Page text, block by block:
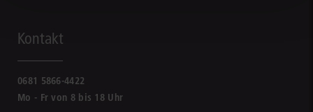
Kontakt
0681 5866-4422
Mo - Fr von 8 bis 18 Uhr